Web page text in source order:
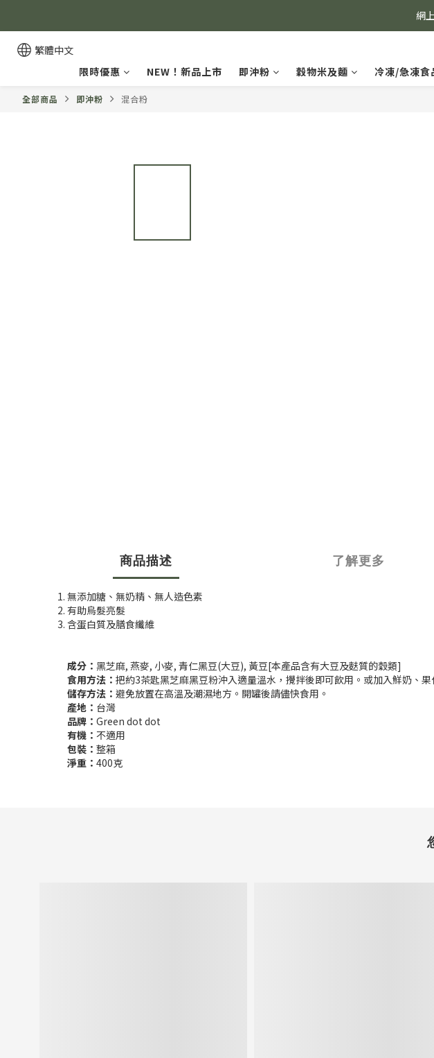
網
繁體中文
限時優惠
NEW！新品上市 即沖粉 穀物米及麵 冷凍/急凍食
全部商品 即沖粉 混合粉
商品描述 了解更多
無添加糖、無奶精、無人造色素
有助烏髮亮髮
含蛋白質及膳食纖維
成分： 黑芝麻, 燕麥, 小麥, 青仁黑豆(大豆), 黃豆[本產品含有大豆及麩質的穀類]
食用方法： 把約3茶匙黑芝麻黑豆粉沖入適量溫水，攪拌後即可飲用。或加入鮮奶、果
儲存方法： 避免放置在高溫及潮濕地方。開罐後請儘快食用。
產地： 台灣
品牌： Green dot dot
有機： 不適用
包裝： 整箱
淨重： 400克